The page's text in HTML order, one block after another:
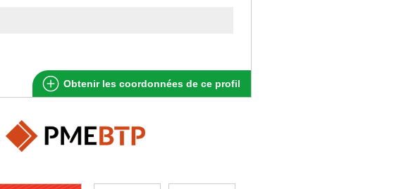
Obtenir les coordonnées de ce profil